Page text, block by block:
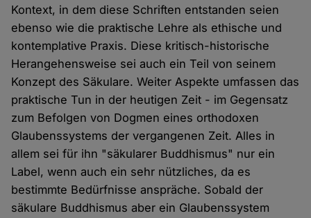
Kontext, in dem diese Schriften entstanden seien
ebenso wie die praktische Lehre als ethische und
kontemplative Praxis. Diese kritisch-historische
Herangehensweise sei auch ein Teil von seinem
Konzept des Säkulare. Weiter Aspekte umfassen das
praktische Tun in der heutigen Zeit - im Gegensatz
zum Befolgen von Dogmen eines orthodoxen
Glaubenssystems der vergangenen Zeit. Alles in
allem sei für ihn "säkularer Buddhismus" nur ein
Label, wenn auch ein sehr nützliches, da es
bestimmte Bedürfnisse anspräche. Sobald der
säkulare Buddhismus aber ein Glaubenssystem